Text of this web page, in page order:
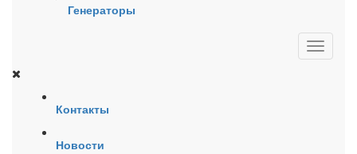
Генераторы
Контакты
Новости